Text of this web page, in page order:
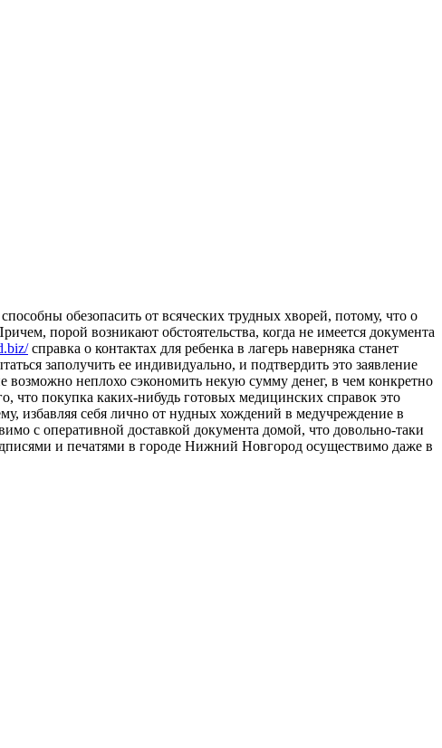
обезопасить от всяческих трудных хворей, потому, что о
порой возникают обстоятельства, когда не имеется документа
справка о контактах для ребенка в лагерь наверняка станет
заполучить ее индивидуально, и подтвердить это заявление
неплохо сэкономить некую сумму денег, в чем конкретно
что покупка каких-нибудь готовых медицинских справок это
избавляя себя лично от нудных хождений в медучреждение в
с оперативной доставкой документа домой, что довольно-таки
и печатями в городе Нижний Новгород осуществимо даже в